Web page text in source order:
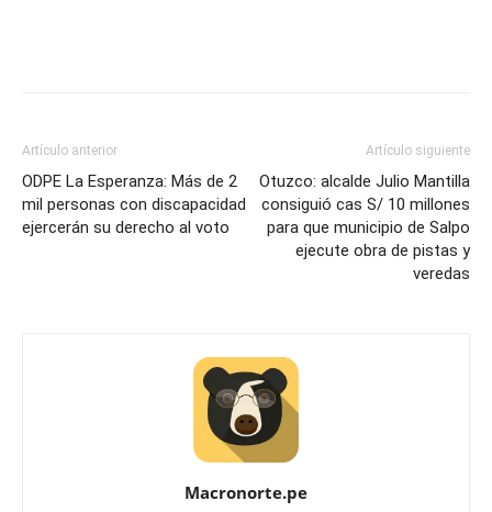
Artículo anterior
ODPE La Esperanza: Más de 2
mil personas con discapacidad
ejercerán su derecho al voto
Artículo siguiente
Otuzco: alcalde Julio Mantilla
consiguió cas S/ 10 millones
para que municipio de Salpo
ejecute obra de pistas y
veredas
Macronorte.pe